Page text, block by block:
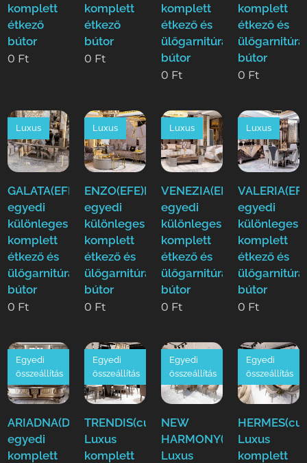
komplett
étkező
bútor
0 Ft
komplett
étkező
bútor
0 Ft
komplett
étkező és
ülőgarnitúra
bútor
0 Ft
komplett
étkező és
ülőgarnitúra
bútor
0 Ft
GALATA(EFE)Luxus
egyedi
különleges
komplett
étkező és
ülőgarnitúra
bútor
Luxus
0 Ft
ENZO(EFE)Luxus
egyedi
különleges
komplett
étkező és
ülőgarnitúra
bútor
Luxus
0 Ft
VENEZIA(EFE)Luxus
egyedi
különleges
komplett
étkező és
ülőgarnitúra
bútor
Luxus
0 Ft
egyedi
különleges
komplett
étkező és
ülőgarnitúra
bútor
Luxus
0 Ft
ARIADNA(Duy)Luxus
egyedi
komplett
Egyedi
összeállítás
TRENDIS(cur)
Luxus
komplett
Egyedi
összeállítás
NEW
HARMONY(cur)
Luxus
Egyedi
összeállítás
Luxus
komplett
Egyedi
összeállítás